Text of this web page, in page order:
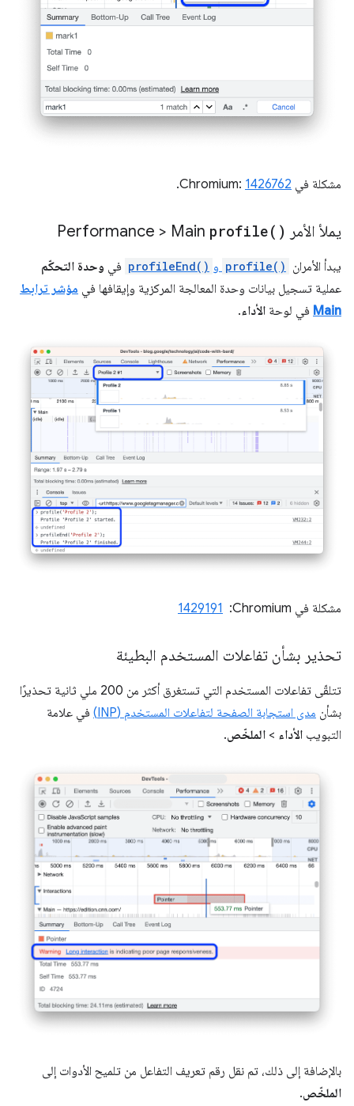
مشكلة في Chromium: 1426762
.
يملأ الأمر profile( )
يبدأ الأمران profile() و profileEnd() في وحدة التحكّم
عملية تسجيل بيانات وحدة المعالجة المركزية وإيقافها في مؤشر ترابط
Main في لوحة الأداء.
مشكلة في Chromium: ‏ 1429191
تحذير بشأن تفاعلات المستخدم البطيئة
تتلقّى تفاعلات المستخدم التي تستغرق أكثر من 200 ملي ثانية تحذيرًا
بشأن مدى استجابة الصفحة لتفاعلات المستخدم (INP)
في علامة
التبويب الأداء > الملخّص.
بالإضافة إلى ذلك، تم نقل رقم تعريف التفاعل من تلميح الأدوات إلى
الملخّص.